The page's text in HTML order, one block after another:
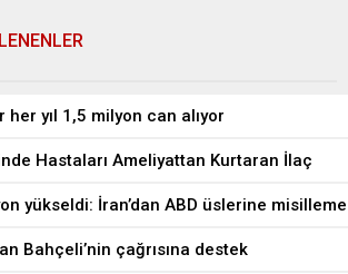
her yıl 1,5 milyon can alıyor
Hastaları Ameliyattan Kurtaran İlaç
yükseldi: İran’dan ABD üslerine misilleme
Bahçeli’nin çağrısına destek